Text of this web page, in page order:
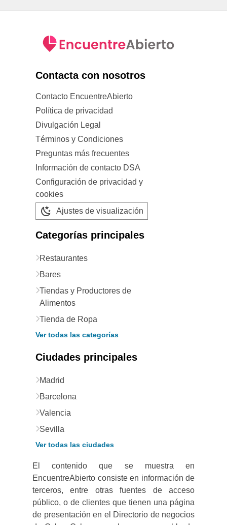
Contacta con nosotros
Contacto EncuentreAbierto
Política de privacidad
Divulgación Legal
Términos y Condiciones
Preguntas más frecuentes
Información de contacto DSA
Configuración de privacidad y
cookies
Ajustes de visualización
Categorías principales
Restaurantes
Bares
Tiendas y Productores de
Alimentos
Tienda de Ropa
Ver todas las categorías
Ciudades principales
Madrid
Barcelona
Valencia
Sevilla
Ver todas las ciudades
El contenido que se muestra en
EncuentreAbierto consiste en información de
terceros, entre otras fuentes de acceso
público, o de clientes que tienen una página
de presentación en el Directorio de negocios